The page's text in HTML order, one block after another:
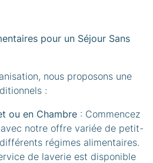
pour un Séjour Sans
nous proposons une
:​
ou en Chambre : Commencez
notre offre variée de petit-
régimes alimentaires.
de laverie est disponible